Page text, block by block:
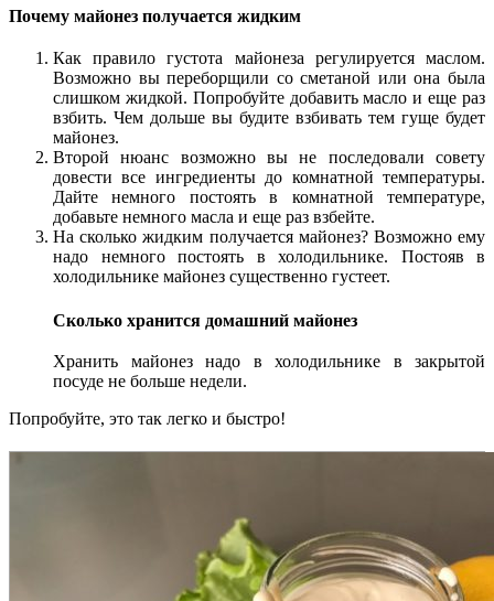
Почему майонез получается жидким
Как правило густота майонеза регулируется маслом.
Возможно вы переборщили со сметаной или она была
слишком жидкой. Попробуйте добавить масло и еще раз
взбить. Чем дольше вы будите взбивать тем гуще будет
майонез.
Второй нюанс возможно вы не последовали совету
довести все ингредиенты до комнатной температуры.
Дайте немного постоять в комнатной температуре,
добавьте немного масла и еще раз взбейте.
На сколько жидким получается майонез? Возможно ему
надо немного постоять в холодильнике. Постояв в
холодильнике майонез существенно густеет.
Сколько хранится домашний майонез
Хранить майонез надо в холодильнике в закрытой
посуде не больше недели.
Попробуйте, это так легко и быстро!